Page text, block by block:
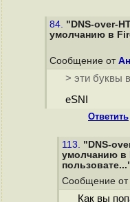
84. "DNS-over-
умолчанию в
Сообщение от
> эти буквы
eSNI
Ответить
113. "DNS-
умолчанию в
Сообщение от
Как вы